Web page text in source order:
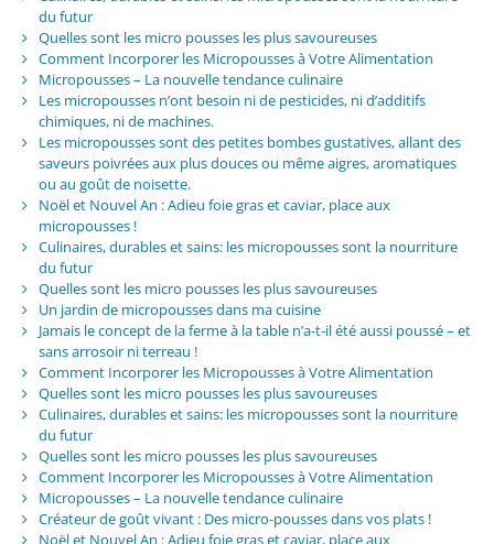
du futur
Quelles sont les micro pousses les plus savoureuses
Comment Incorporer les Micropousses à Votre Alimentation
Micropousses – La nouvelle tendance culinaire
Les micropousses n’ont besoin ni de pesticides, ni d’additifs
chimiques, ni de machines.
Les micropousses sont des petites bombes gustatives, allant des
saveurs poivrées aux plus douces ou même aigres, aromatiques
ou au goût de noisette.
Noël et Nouvel An : Adieu foie gras et caviar, place aux
micropousses !
Culinaires, durables et sains: les micropousses sont la nourriture
du futur
Quelles sont les micro pousses les plus savoureuses
Un jardin de micropousses dans ma cuisine
Jamais le concept de la ferme à la table n’a-t-il été aussi poussé – et
sans arrosoir ni terreau !
Comment Incorporer les Micropousses à Votre Alimentation
Quelles sont les micro pousses les plus savoureuses
Culinaires, durables et sains: les micropousses sont la nourriture
du futur
Quelles sont les micro pousses les plus savoureuses
Comment Incorporer les Micropousses à Votre Alimentation
Micropousses – La nouvelle tendance culinaire
Créateur de goût vivant : Des micro-pousses dans vos plats !
Noël et Nouvel An : Adieu foie gras et caviar, place aux